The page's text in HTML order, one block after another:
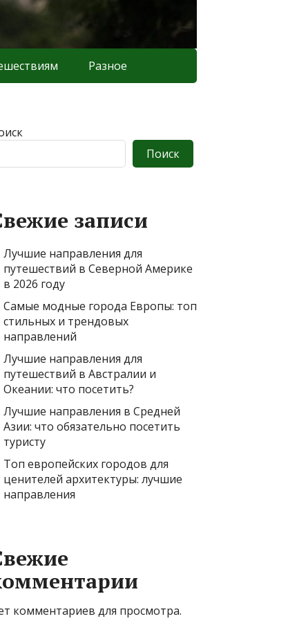
Разное
Поиск
записи
Лучшие направления для
путешествий в Северной Америке
в 2026 году
Самые модные города Европы: топ
стильных и трендовых
направлений
Лучшие направления для
путешествий в Австралии и
Океании: что посетить?
Лучшие направления в Средней
Азии: что обязательно посетить
туристу
Топ европейских городов для
ценителей архитектуры: лучшие
направления
комментариев для просмотра.